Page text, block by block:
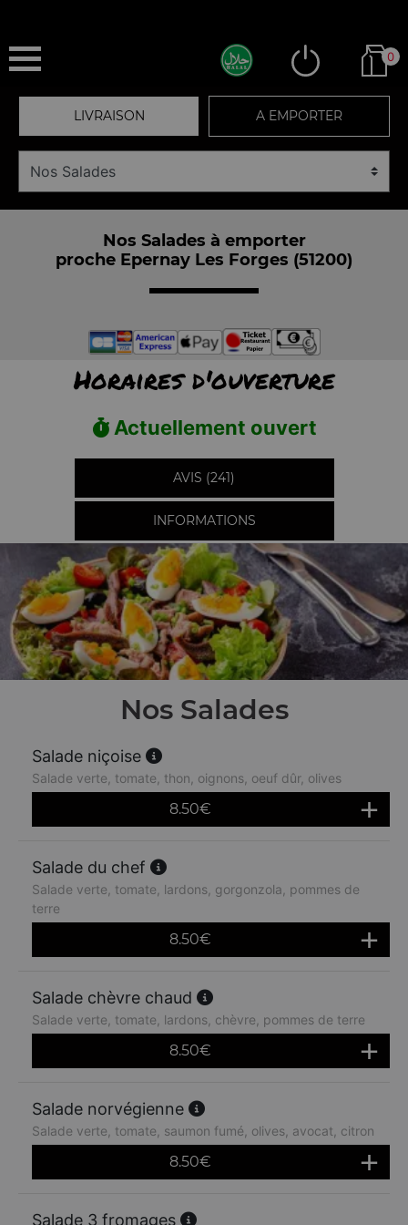
0
LIVRAISON A EMPORTER
Nos Salades à emporter
proche Epernay Les Forges (51200)
Horaires d'ouverture
Actuellement ouvert
AVIS (241)
INFORMATIONS
Nos Salades
Salade niçoise
Salade verte, tomate, thon, oignons, oeuf dûr, olives
8.50€
Salade du chef
Salade verte, tomate, lardons, gorgonzola, pommes de
terre
8.50€
Salade chèvre chaud
Salade verte, tomate, lardons, chèvre, pommes de terre
8.50€
Salade norvégienne
Salade verte, tomate, saumon fumé, olives, avocat, citron
8.50€
Salade 3 fromages